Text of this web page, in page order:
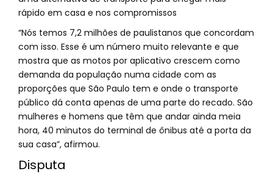
rápido em casa e nos compromissos
“Nós temos 7,2 milhões de paulistanos que concordam
com isso. Esse é um número muito relevante e que
mostra que as motos por aplicativo crescem como
demanda da população numa cidade com as
proporções que São Paulo tem e onde o transporte
público dá conta apenas de uma parte do recado. São
mulheres e homens que têm que andar ainda meia
hora, 40 minutos do terminal de ônibus até a porta da
sua casa”, afirmou.
Disputa